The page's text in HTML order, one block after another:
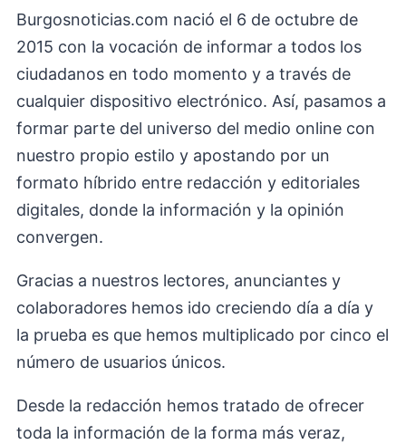
Burgosnoticias.com nació el 6 de octubre de
2015 con la vocación de informar a todos los
ciudadanos en todo momento y a través de
cualquier dispositivo electrónico. Así, pasamos a
formar parte del universo del medio online con
nuestro propio estilo y apostando por un
formato híbrido entre redacción y editoriales
digitales, donde la información y la opinión
convergen.
Gracias a nuestros lectores, anunciantes y
colaboradores hemos ido creciendo día a día y
la prueba es que hemos multiplicado por cinco el
número de usuarios únicos.
Desde la redacción hemos tratado de ofrecer
toda la información de la forma más veraz,